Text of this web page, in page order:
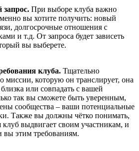
запрос. При выборе клуба важно
вы хотите получить: новый
долгосрочные отношения с
и т.д. От запроса будет зависеть
вы выберете.
клуба. Тщательно
миссии, которую он транслирует, она
или совпадать с вашей
так вы сможете быть уверенным,
сообщества – ваши потенциальные
Также вы должны чётко понимать,
клуб выдвигает своим участникам, и
вы этим требованиям.